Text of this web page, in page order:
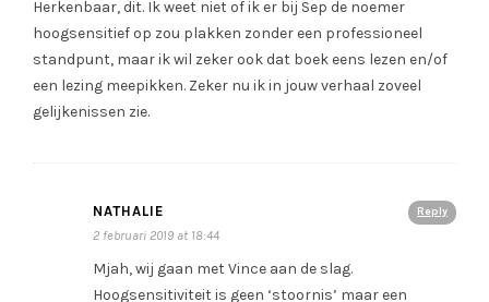
Herkenbaar, dit. Ik weet niet of ik er bij Sep de noemer
hoogsensitief op zou plakken zonder een professioneel
standpunt, maar ik wil zeker ook dat boek eens lezen en/of
een lezing meepikken. Zeker nu ik in jouw verhaal zoveel
gelijkenissen zie.
Reply
NATHALIE
2 februari 2019 at 18:44
Mjah, wij gaan met Vince aan de slag.
Hoogsensitiviteit is geen ‘stoornis’ maar een